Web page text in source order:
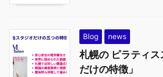
Blog news
札幌の ピラティ
だけの特徴」